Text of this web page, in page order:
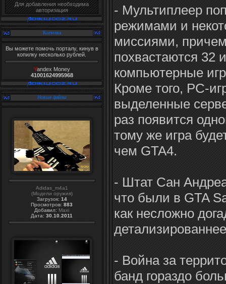
Для добавления необходима
авторизация
Копилка
Вы можете помочь порталу, кинув в
копилку несколько рублей.
Yandex Money
41001624995968
Новые файлы
Adidas_m4a1
(Модели оружия)
Загрузок: 14
Просмотров: 883
Добавил: Maxi
Дата: 30.10.2011
- Мультиплеер
режимами и
миссиями,
похвастаются 32
компьютерные
Кроме того, PC-
выделенные
раз появится
тому же игра
чем GTA4.
- Штат Сан
что были в GTA
как несложно
- Война за
банд гораздо